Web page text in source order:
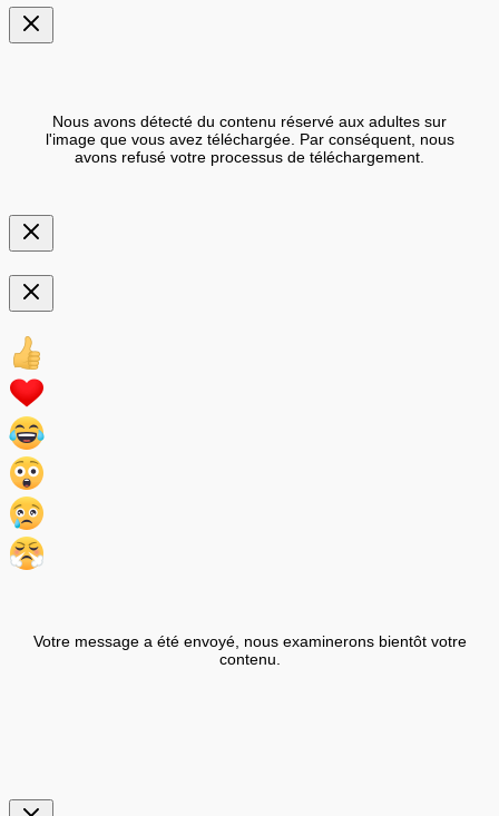
Nous avons détecté du contenu réservé aux adultes sur
l'image que vous avez téléchargée. Par conséquent, nous
avons refusé votre processus de téléchargement.
Votre message a été envoyé, nous examinerons bientôt votre
contenu.